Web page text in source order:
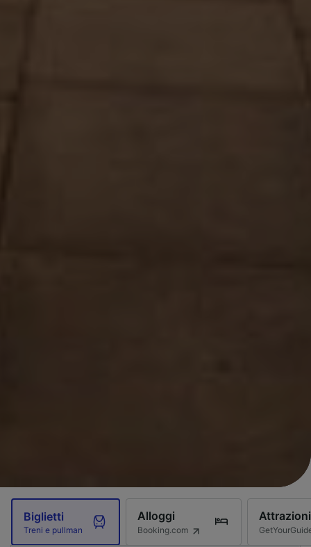
Biglietti
Treni e pullman
Alloggi
Booking.com
Attrazioni